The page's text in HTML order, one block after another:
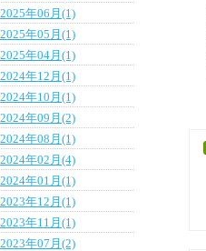
2025年06月(1)
2025年05月(1)
2025年04月(1)
2024年12月(1)
2024年10月(1)
2024年09月(2)
2024年08月(1)
2024年02月(4)
2024年01月(1)
2023年12月(1)
2023年11月(1)
2023年07月(2)